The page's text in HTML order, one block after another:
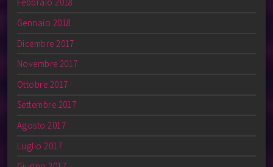
Febbraio 2018
Gennaio 2018
Dicembre 2017
Novembre 2017
Ottobre 2017
Settembre 2017
Agosto 2017
Luglio 2017